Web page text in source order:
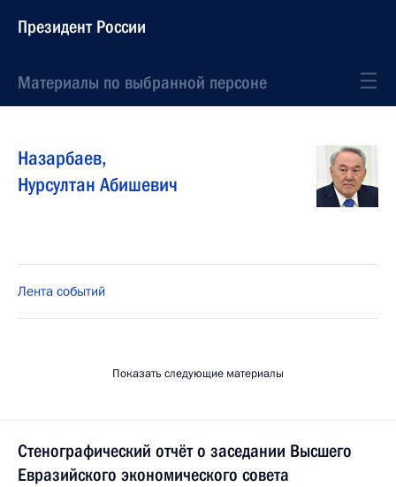
Президент России
Материалы по выбранной персоне
Назарбаев,
Нурсултан Абишевич
Лента событий
Показать следующие материалы
Стенографический отчёт о заседании Высшего
Евразийского экономического совета